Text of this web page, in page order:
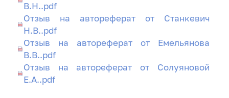
В.Н..pdf
Отзыв на автореферат от Станкевич
Н.В..pdf
Отзыв на автореферат от Емельянова
В.В..pdf
Отзыв на автореферат от Солуяновой
Е.А..pdf